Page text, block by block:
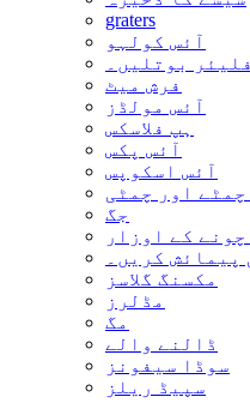
graters
آئس کولہو
فلیئر بوتلیں۔
فرش میٹ
آئس مولڈز
ہپ فلاسکس
آئس پکس
آئس اسکوپس
چمٹے اور چمٹی
جگ
کے اوزار
پیمائش کریں۔
مکسنگ گلاسز
مڈلرز
مگ
ڈالنے والے
سوڈا سیفونز
سپیڈ ریلز